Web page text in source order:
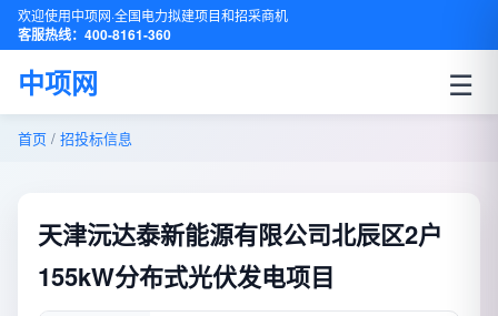
欢迎使用中项网·全国电力拟建项目和招采商机
客服热线：400-8161-360
中项网 ☰
首页 / 招投标信息
天津沅达泰新能源有限公司北辰区2户
155kW分布式光伏发电项目